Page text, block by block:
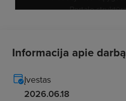
Informacija apie darbą
Įvestas
2026.06.18